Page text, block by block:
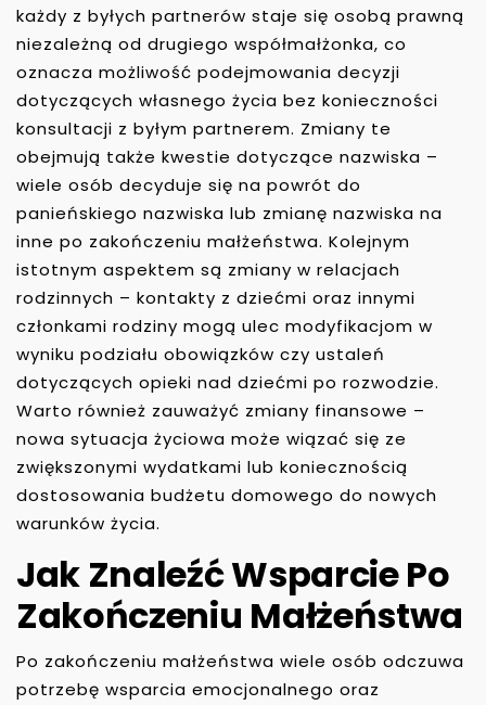
każdy z byłych partnerów staje się osobą prawną
niezależną od drugiego współmałżonka, co
oznacza możliwość podejmowania decyzji
dotyczących własnego życia bez konieczności
konsultacji z byłym partnerem. Zmiany te
obejmują także kwestie dotyczące nazwiska –
wiele osób decyduje się na powrót do
panieńskiego nazwiska lub zmianę nazwiska na
inne po zakończeniu małżeństwa. Kolejnym
istotnym aspektem są zmiany w relacjach
rodzinnych – kontakty z dziećmi oraz innymi
członkami rodziny mogą ulec modyfikacjom w
wyniku podziału obowiązków czy ustaleń
dotyczących opieki nad dziećmi po rozwodzie.
Warto również zauważyć zmiany finansowe –
nowa sytuacja życiowa może wiązać się ze
zwiększonymi wydatkami lub koniecznością
dostosowania budżetu domowego do nowych
warunków życia.
Jak Znaleźć Wsparcie Po
Zakończeniu Małżeństwa
Po zakończeniu małżeństwa wiele osób odczuwa
potrzebę wsparcia emocjonalnego oraz